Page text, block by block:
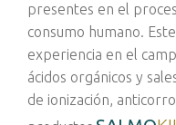
presentes en el
consumo humano.
experiencia en el
ácidos orgánicos y
de ionización,